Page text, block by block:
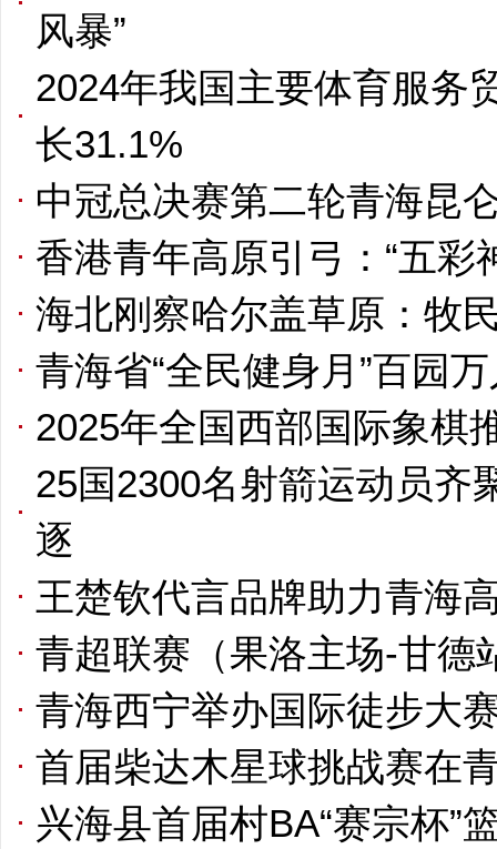
风暴”
2024年我国主要体育服务
长31.1%
中冠总决赛第二轮青海昆
香港青年高原引弓：“五彩
海北刚察哈尔盖草原：牧
青海省“全民健身月”百园
2025年全国西部国际象棋
25国2300名射箭运动员齐
逐
王楚钦代言品牌助力青海
青超联赛（果洛主场-甘德
青海西宁举办国际徒步大
首届柴达木星球挑战赛在
兴海县首届村BA“赛宗杯”